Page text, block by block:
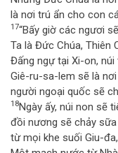
là nơi trú ẩn cho con
17“Bấy giờ các ngươi
Ta là Đức Chúa, Thiên
Đấng ngự tại Xi-on, núi
Giê-ru-sa-lem sẽ là nơi
người ngoại quốc sẽ
18Ngày ấy, núi non sẽ
đồi nương sẽ chảy
từ mọi khe suối Giu-